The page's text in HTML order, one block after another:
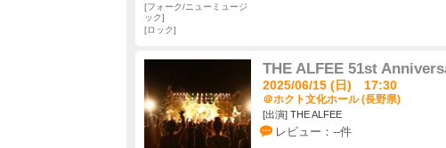
フォーク/ニューミュージ
ック
ロック
THE ALFEE 51st
2025/06/15 (日) 17:30
＠ホクト文化ホール (長野県)
[出演] THE ALFEE
レビュー：--件